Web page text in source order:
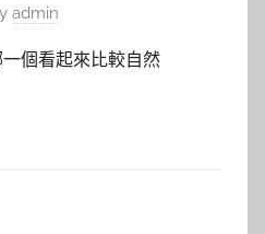
admin
個看起來比較自然